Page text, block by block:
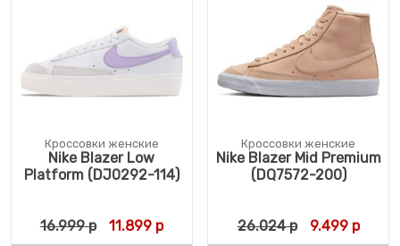
Кроссовки женские
Nike Blazer Low
Platform (DJ0292-114)
16.999р Первоначальная цена составляла 16.999
11.899рТекущая цена: 11.899 р.
Кроссовки женские
Nike Blazer Mid Premium
(DQ7572-200)
26.024р 9.499р